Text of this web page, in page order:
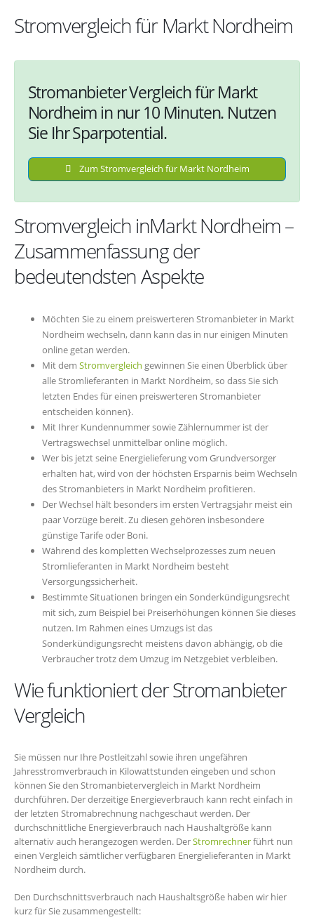
Stromvergleich für Markt Nordheim
Stromanbieter Vergleich für Markt
Nordheim in nur 10 Minuten. Nutzen
Sie Ihr Sparpotential.
Zum Stromvergleich für Markt Nordheim
Stromvergleich inMarkt Nordheim –
Zusammenfassung der
bedeutendsten Aspekte
Möchten Sie zu einem preiswerteren Stromanbieter in Markt
Nordheim wechseln, dann kann das in nur einigen Minuten
online getan werden.
Mit dem Stromvergleich gewinnen Sie einen Überblick über
alle Stromlieferanten in Markt Nordheim, so dass Sie sich
letzten Endes für einen preiswerteren Stromanbieter
entscheiden können}.
Mit Ihrer Kundennummer sowie Zählernummer ist der
Vertragswechsel unmittelbar online möglich.
Wer bis jetzt seine Energielieferung vom Grundversorger
erhalten hat, wird von der höchsten Ersparnis beim Wechseln
des Stromanbieters in Markt Nordheim profitieren.
Der Wechsel hält besonders im ersten Vertragsjahr meist ein
paar Vorzüge bereit. Zu diesen gehören insbesondere
günstige Tarife oder Boni.
Während des kompletten Wechselprozesses zum neuen
Stromlieferanten in Markt Nordheim besteht
Versorgungssicherheit.
Bestimmte Situationen bringen ein Sonderkündigungsrecht
mit sich, zum Beispiel bei Preiserhöhungen können Sie dieses
nutzen. Im Rahmen eines Umzugs ist das
Sonderkündigungsrecht meistens davon abhängig, ob die
Verbraucher trotz dem Umzug im Netzgebiet verbleiben.
Wie funktioniert der Stromanbieter
Vergleich
Sie müssen nur Ihre Postleitzahl sowie ihren ungefähren
Jahresstromverbrauch in Kilowattstunden eingeben und schon
können Sie den Stromanbietervergleich in Markt Nordheim
durchführen. Der derzeitige Energieverbrauch kann recht einfach in
der letzten Stromabrechnung nachgeschaut werden. Der
durchschnittliche Energieverbrauch nach Haushaltgröße kann
alternativ auch herangezogen werden. DerStromrechnerführt nun
einen Vergleich sämtlicher verfügbaren Energielieferanten in Markt
Nordheim durch.
Den Durchschnittsverbrauch nach Haushaltsgröße haben wir hier
kurz für Sie zusammengestellt: